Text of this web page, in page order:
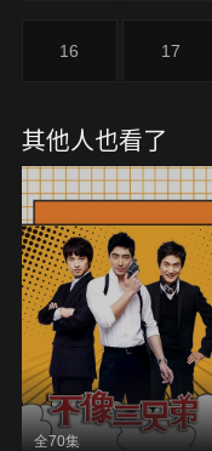
16 17
其他人也看了
全70集